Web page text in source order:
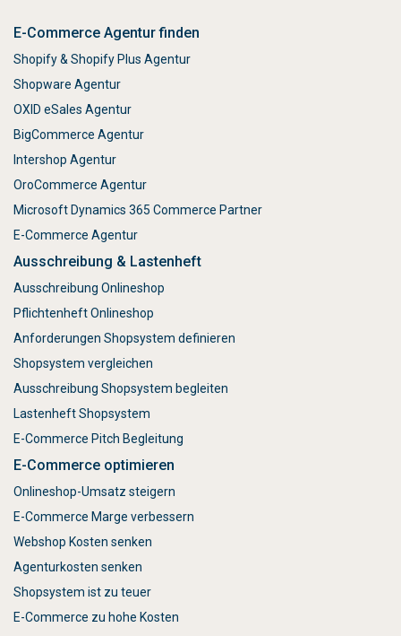
E-Commerce Agentur finden
Shopify & Shopify Plus Agentur
Shopware Agentur
OXID eSales Agentur
BigCommerce Agentur
Intershop Agentur
OroCommerce Agentur
Microsoft Dynamics 365 Commerce Partner
E-Commerce Agentur
Ausschreibung & Lastenheft
Ausschreibung Onlineshop
Pflichtenheft Onlineshop
Anforderungen Shopsystem definieren
Shopsystem vergleichen
Ausschreibung Shopsystem begleiten
Lastenheft Shopsystem
E-Commerce Pitch Begleitung
E-Commerce optimieren
Onlineshop-Umsatz steigern
E-Commerce Marge verbessern
Webshop Kosten senken
Agenturkosten senken
Shopsystem ist zu teuer
E-Commerce zu hohe Kosten